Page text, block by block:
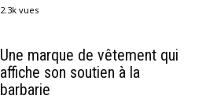
2.3k vues
Une marque de vêtement qui
affiche son soutien à la
barbarie